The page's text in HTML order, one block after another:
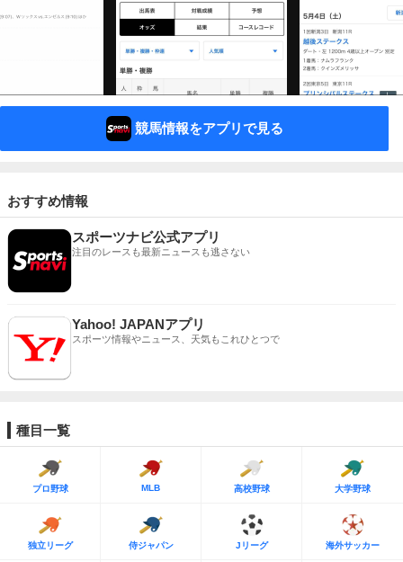
競馬情報をアプリで見る
おすすめ情報
スポーツナビ公式アプリ
注目のレースも最新ニュースも逃さない
Yahoo! JAPANアプリ
スポーツ情報やニュース、天気もこれひとつで
種目一覧
プロ野球 MLB 高校野球 大学野球
独立リーグ 侍ジャパン Jリーグ 海外サッカー